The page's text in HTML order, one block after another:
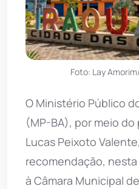
Foto: Lay
O Ministério Público
(MP-BA), por meio
Lucas Peixoto
recomendação,
à Câmara Municipal